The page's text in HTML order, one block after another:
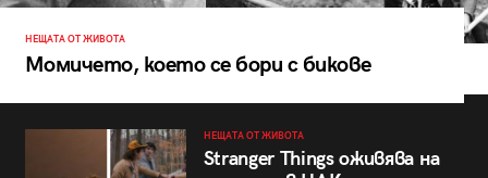
НЕЩАТА ОТ ЖИВОТА
Момичето, което се бори с бикове
НЕЩАТА ОТ ЖИВОТА
Stranger Things оживява на